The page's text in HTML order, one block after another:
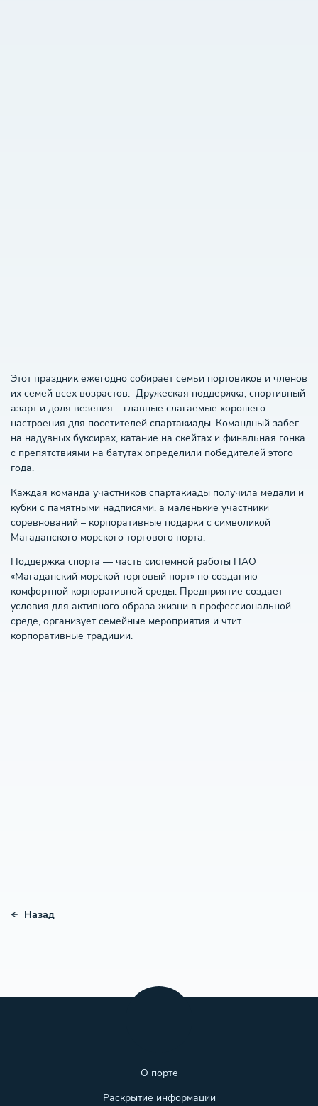
Этот праздник ежегодно собирает семьи портовиков и членов
их семей всех возрастов. Дружеская поддержка, спортивный
азарт и доля везения – главные слагаемые хорошего
настроения для посетителей спартакиады. Командный забег
на надувных буксирах, катание на скейтах и финальная гонка
с препятствиями на батутах определили победителей этого
года.
Каждая команда участников спартакиады получила медали и
кубки с памятными надписями, а маленькие участники
соревнований – корпоративные подарки с символикой
Магаданского морского торгового порта.
Поддержка спорта — часть системной работы ПАО
«Магаданский морской торговый порт» по созданию
комфортной корпоративной среды. Предприятие создает
условия для активного образа жизни в профессиональной
среде, организует семейные мероприятия и чтит
корпоративные традиции.
Назад
О порте
Раскрытие информации